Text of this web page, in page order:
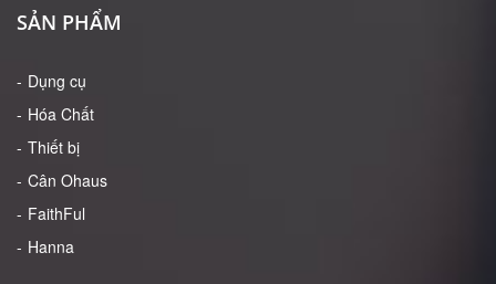
SẢN PHẨM
Dụng cụ
Hóa Chất
Thiết bị
Cân Ohaus
FaithFul
Hanna